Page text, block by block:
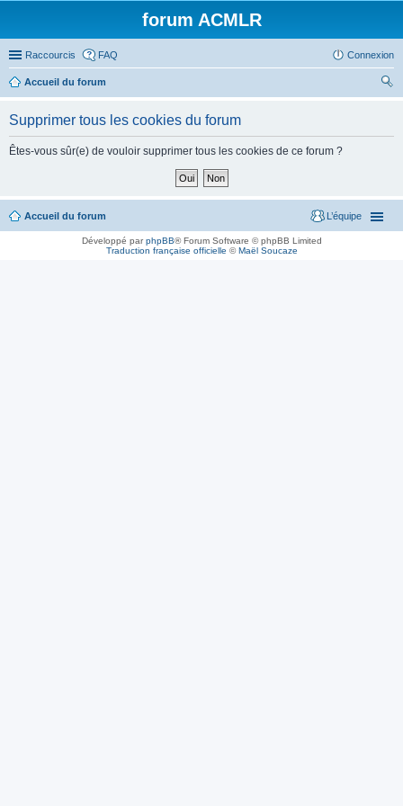
forum ACMLR
Raccourcis FAQ Connexion
Accueil du forum
Supprimer tous les cookies du forum
Êtes-vous sûr(e) de vouloir supprimer tous les cookies de ce forum ?
Accueil du forum L’équipe
Développé parphpBB® Forum Software © phpBB Limited
Traduction française officielle ©Maël Soucaze